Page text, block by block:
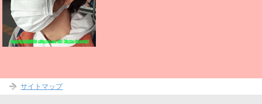
サイトマップ